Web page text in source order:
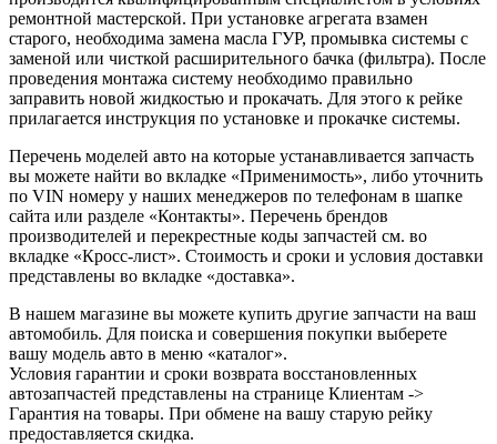
ремонтной мастерской. При установке агрегата взамен
старого, необходима замена масла ГУР, промывка системы с
заменой или чисткой расширительного бачка (фильтра). После
проведения монтажа систему необходимо правильно
заправить новой жидкостью и прокачать. Для этого к рейке
прилагается инструкция по установке и прокачке системы.
Перечень моделей авто на которые устанавливается запчасть
вы можете найти во вкладке «Применимость», либо уточнить
по VIN номеру у наших менеджеров по телефонам в шапке
сайта или разделе «Контакты». Перечень брендов
производителей и перекрестные коды запчастей см. во
вкладке «Кросс-лист». Стоимость и сроки и условия доставки
представлены во вкладке «доставка».
В нашем магазине вы можете купить другие запчасти на ваш
автомобиль. Для поиска и совершения покупки выберете
вашу модель авто в меню «каталог».
Условия гарантии и сроки возврата восстановленных
автозапчастей представлены на странице Клиентам ->
Гарантия на товары. При обмене на вашу старую рейку
предоставляется скидка.